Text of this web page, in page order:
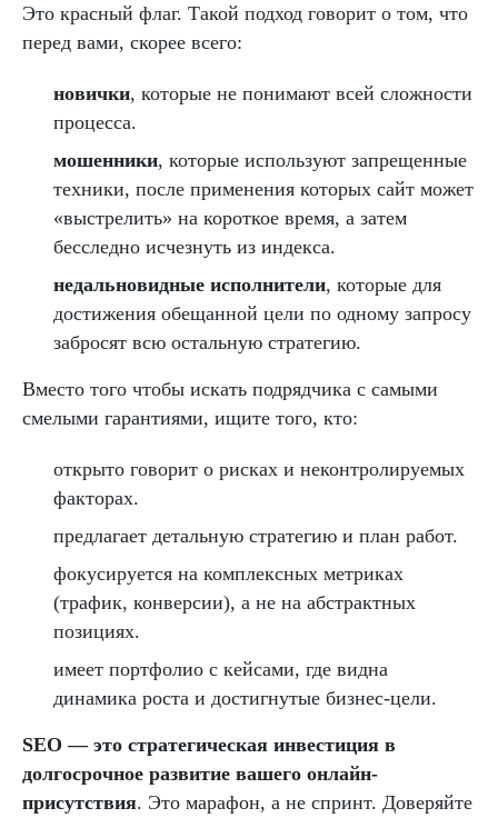
Это красный флаг. Такой подход говорит о том, что
перед вами, скорее всего:
новички, которые не понимают всей сложности
процесса.
мошенники, которые используют запрещенные
техники, после применения которых сайт может
«выстрелить» на короткое время, а затем
бесследно исчезнуть из индекса.
недальновидные исполнители, которые для
достижения обещанной цели по одному запросу
забросят всю остальную стратегию.
Вместо того чтобы искать подрядчика с самыми
смелыми гарантиями, ищите того, кто:
открыто говорит о рисках и неконтролируемых
факторах.
предлагает детальную стратегию и план работ.
фокусируется на комплексных метриках
(трафик, конверсии), а не на абстрактных
позициях.
имеет портфолио с кейсами, где видна
динамика роста и достигнутые бизнес-цели.
SEO — это стратегическая инвестиция в
долгосрочное развитие вашего онлайн-
присутствия. Это марафон, а не спринт. Доверяйте